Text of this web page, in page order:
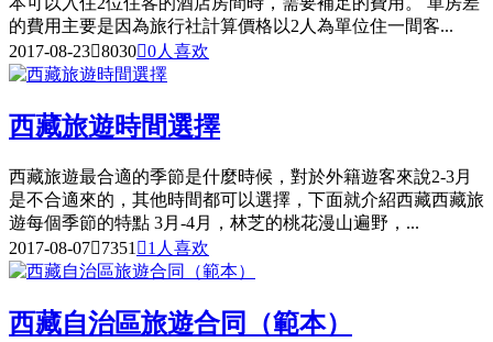
的費用主要是因為旅行社計算價格以2人為單位住一間客...
2017-08-2380300人喜欢
西藏旅遊時間選擇
西藏旅遊最合適的季節是什麼時候，對於外籍遊客來說2-3月
是不合適來的，其他時間都可以選擇，下面就介紹西藏西藏旅
遊每個季節的特點 3月-4月，林芝的桃花漫山遍野，...
2017-08-077351 1 人喜欢
西藏自治區旅遊合同（範本）